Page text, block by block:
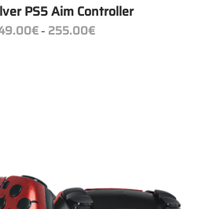
PS5 Aim Controller
€– 255.00€Preisspanne:
149.00€